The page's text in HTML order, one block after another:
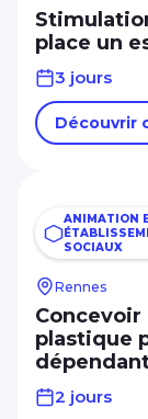
place un
3 jours
Découvrir
ANIMATION
SOCIAUX
Rennes
Concevoir
plastique
2 jours